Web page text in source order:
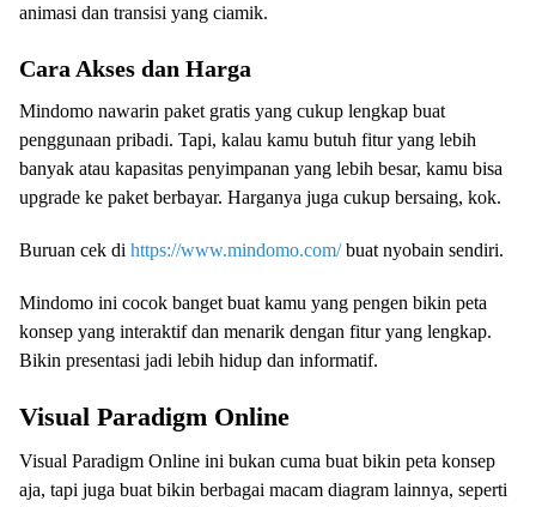
animasi dan transisi yang ciamik.
Cara Akses dan Harga
Mindomo nawarin paket gratis yang cukup lengkap buat
penggunaan pribadi. Tapi, kalau kamu butuh fitur yang lebih
banyak atau kapasitas penyimpanan yang lebih besar, kamu bisa
upgrade ke paket berbayar. Harganya juga cukup bersaing, kok.
Buruan cek di https://www.mindomo.com/buat nyobain sendiri.
Mindomo ini cocok banget buat kamu yang pengen bikin peta
konsep yang interaktif dan menarik dengan fitur yang lengkap.
Bikin presentasi jadi lebih hidup dan informatif.
Visual Paradigm Online
Visual Paradigm Online ini bukan cuma buat bikin peta konsep
aja, tapi juga buat bikin berbagai macam diagram lainnya, seperti